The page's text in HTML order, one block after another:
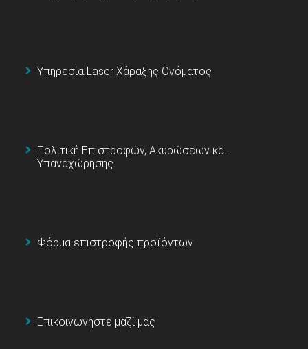
Υπηρεσία Laser Χάραξης Ονόματος
Πολιτική Επιστροφών, Ακυρώσεων και
Υπαναχώρησης
Φόρμα επιστροφής προϊόντων
Επικοινωνήστε μαζί μας